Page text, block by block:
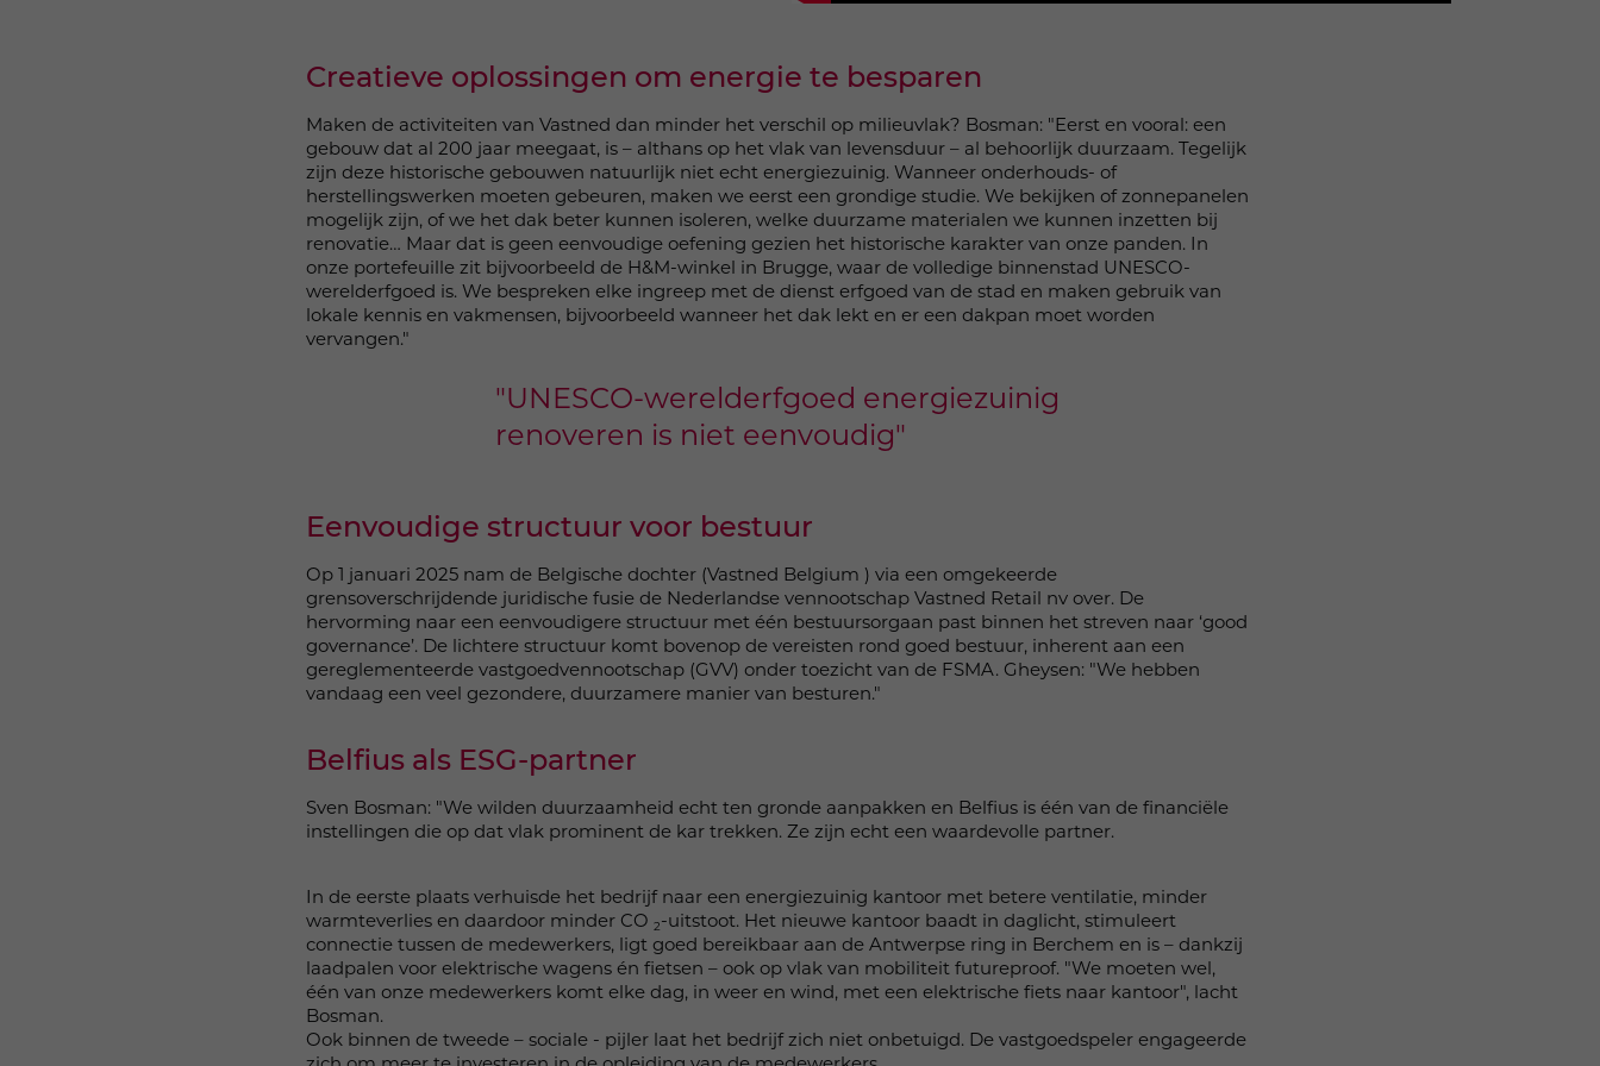
Creatieve oplossingen om energie te besparen
Maken de activiteiten van Vastned dan minder het verschil op milieuvlak? Bosman: "Eerst en vooral: een
gebouw dat al 200 jaar meegaat, is – althans op het vlak van levensduur – al behoorlijk duurzaam. Tegelijk
zijn deze historische gebouwen natuurlijk niet echt energiezuinig. Wanneer onderhouds- of
herstellingswerken moeten gebeuren, maken we eerst een grondige studie. We bekijken of zonnepanelen
mogelijk zijn, of we het dak beter kunnen isoleren, welke duurzame materialen we kunnen inzetten bij
renovatie… Maar dat is geen eenvoudige oefening gezien het historische karakter van onze panden. In
onze portefeuille zit bijvoorbeeld de H&M-winkel in Brugge, waar de volledige binnenstad UNESCO-
werelderfgoed is. We bespreken elke ingreep met de dienst erfgoed van de stad en maken gebruik van
lokale kennis en vakmensen, bijvoorbeeld wanneer het dak lekt en er een dakpan moet worden
vervangen."
"UNESCO-werelderfgoed energiezuinig
renoveren is niet eenvoudig"
Eenvoudige structuur voor bestuur
Op 1 januari 2025 nam de Belgische dochter (Vastned Belgium ) via een omgekeerde
grensoverschrijdende juridische fusie de Nederlandse vennootschap Vastned Retail nv over. De
hervorming naar een eenvoudigere structuur met één bestuursorgaan past binnen het streven naar ‘good
governance’. De lichtere structuur komt bovenop de vereisten rond goed bestuur, inherent aan een
gereglementeerde vastgoedvennootschap (GVV) onder toezicht van de FSMA. Gheysen: "We hebben
vandaag een veel gezondere, duurzamere manier van besturen."
Belfius als ESG-partner
Sven Bosman: "We wilden duurzaamheid echt ten gronde aanpakken en Belfius is één van de financiële
instellingen die op dat vlak prominent de kar trekken. Ze zijn echt een waardevolle partner.
In de eerste plaats verhuisde het bedrijf naar een energiezuinig kantoor met betere ventilatie, minder
warmteverlies en daardoor minder CO 2-uitstoot. Het nieuwe kantoor baadt in daglicht, stimuleert
connectie tussen de medewerkers, ligt goed bereikbaar aan de Antwerpse ring in Berchem en is – dankzij
laadpalen voor elektrische wagens én fietsen – ook op vlak van mobiliteit futureproof. "We moeten wel,
één van onze medewerkers komt elke dag, in weer en wind, met een elektrische fiets naar kantoor", lacht
Bosman.
Ook binnen de tweede – sociale - pijler laat het bedrijf zich niet onbetuigd. De vastgoedspeler engageerde